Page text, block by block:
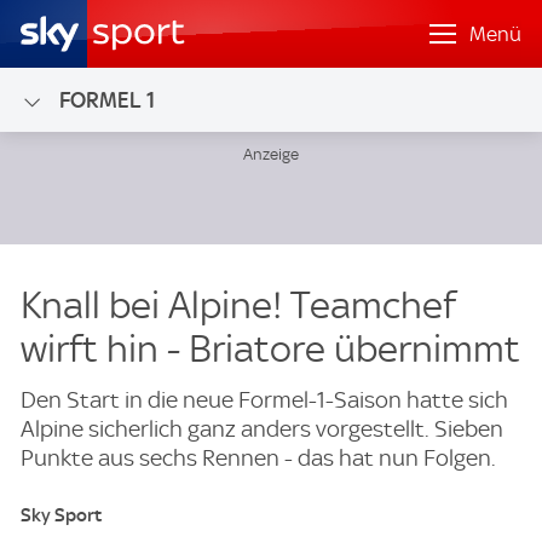
Menü
FORMEL 1
Knall bei Alpine! Teamchef
wirft hin - Briatore übernimmt
Den Start in die neue Formel-1-Saison hatte sich
Alpine sicherlich ganz anders vorgestellt. Sieben
Punkte aus sechs Rennen - das hat nun Folgen.
Sky Sport